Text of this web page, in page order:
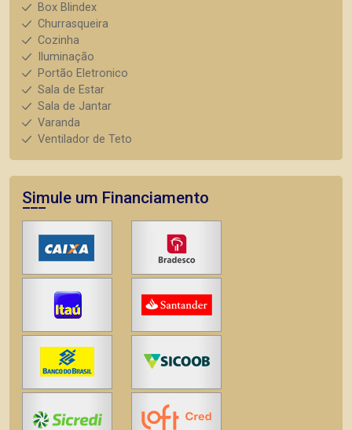
Box Blindex
Churrasqueira
Cozinha
Iluminação
Portão Eletronico
Sala de Estar
Sala de Jantar
Varanda
Ventilador de Teto
Simule um Financiamento